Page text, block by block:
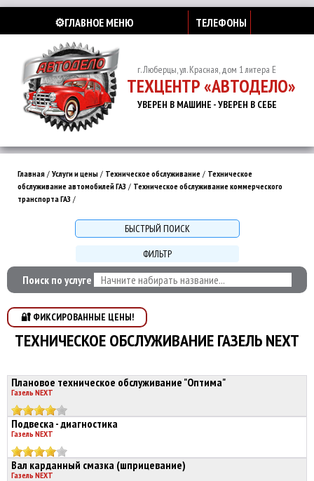
⚙️ГЛАВНОЕ МЕНЮ ТЕЛЕФОНЫ
г. Люберцы, ул. Красная, дом 1 литера Е
ТЕХЦЕНТР «АВТОДЕЛО»
УВЕРЕН В МАШИНЕ - УВЕРЕН В СЕБЕ
Главная / Услуги и цены / Техническое обслуживание / Техническое
обслуживание автомобилей ГАЗ / Техническое обслуживание коммерческого
транспорта ГАЗ /
БЫСТРЫЙ ПОИСК
ФИЛЬТР
Поиск по услуге
🔐 ФИКСИРОВАННЫЕ ЦЕНЫ!
ТЕХНИЧЕСКОЕ ОБСЛУЖИВАНИЕ ГАЗЕЛЬ NEXT
Плановое техническое обслуживание "Оптима"
Газель NEXT
Подвеска - диагностика
Газель NEXT
Вал карданный смазка (шприцевание)
Газель NEXT